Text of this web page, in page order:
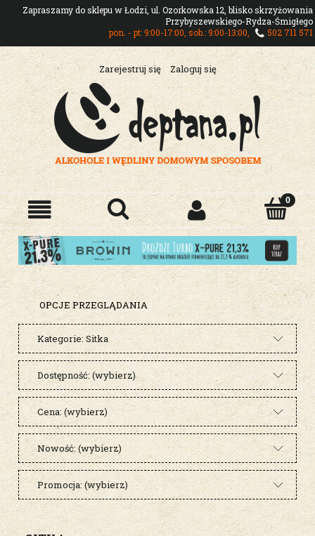
Zapraszamy do sklepu w Łodzi, ul. Ozorkowska 12, blisko skrzyżowania
Przybyszewskiego-Rydza-Śmigłego
pon. - pt: 9:00-17:00, sob.: 9:00-13:00,
502 711 571
Zarejestruj się Zaloguj się
OPCJE PRZEGLĄDANIA
Kategorie: Sitka
Dostępność: (wybierz)
Cena: (wybierz)
Nowość: (wybierz)
Promocja: (wybierz)